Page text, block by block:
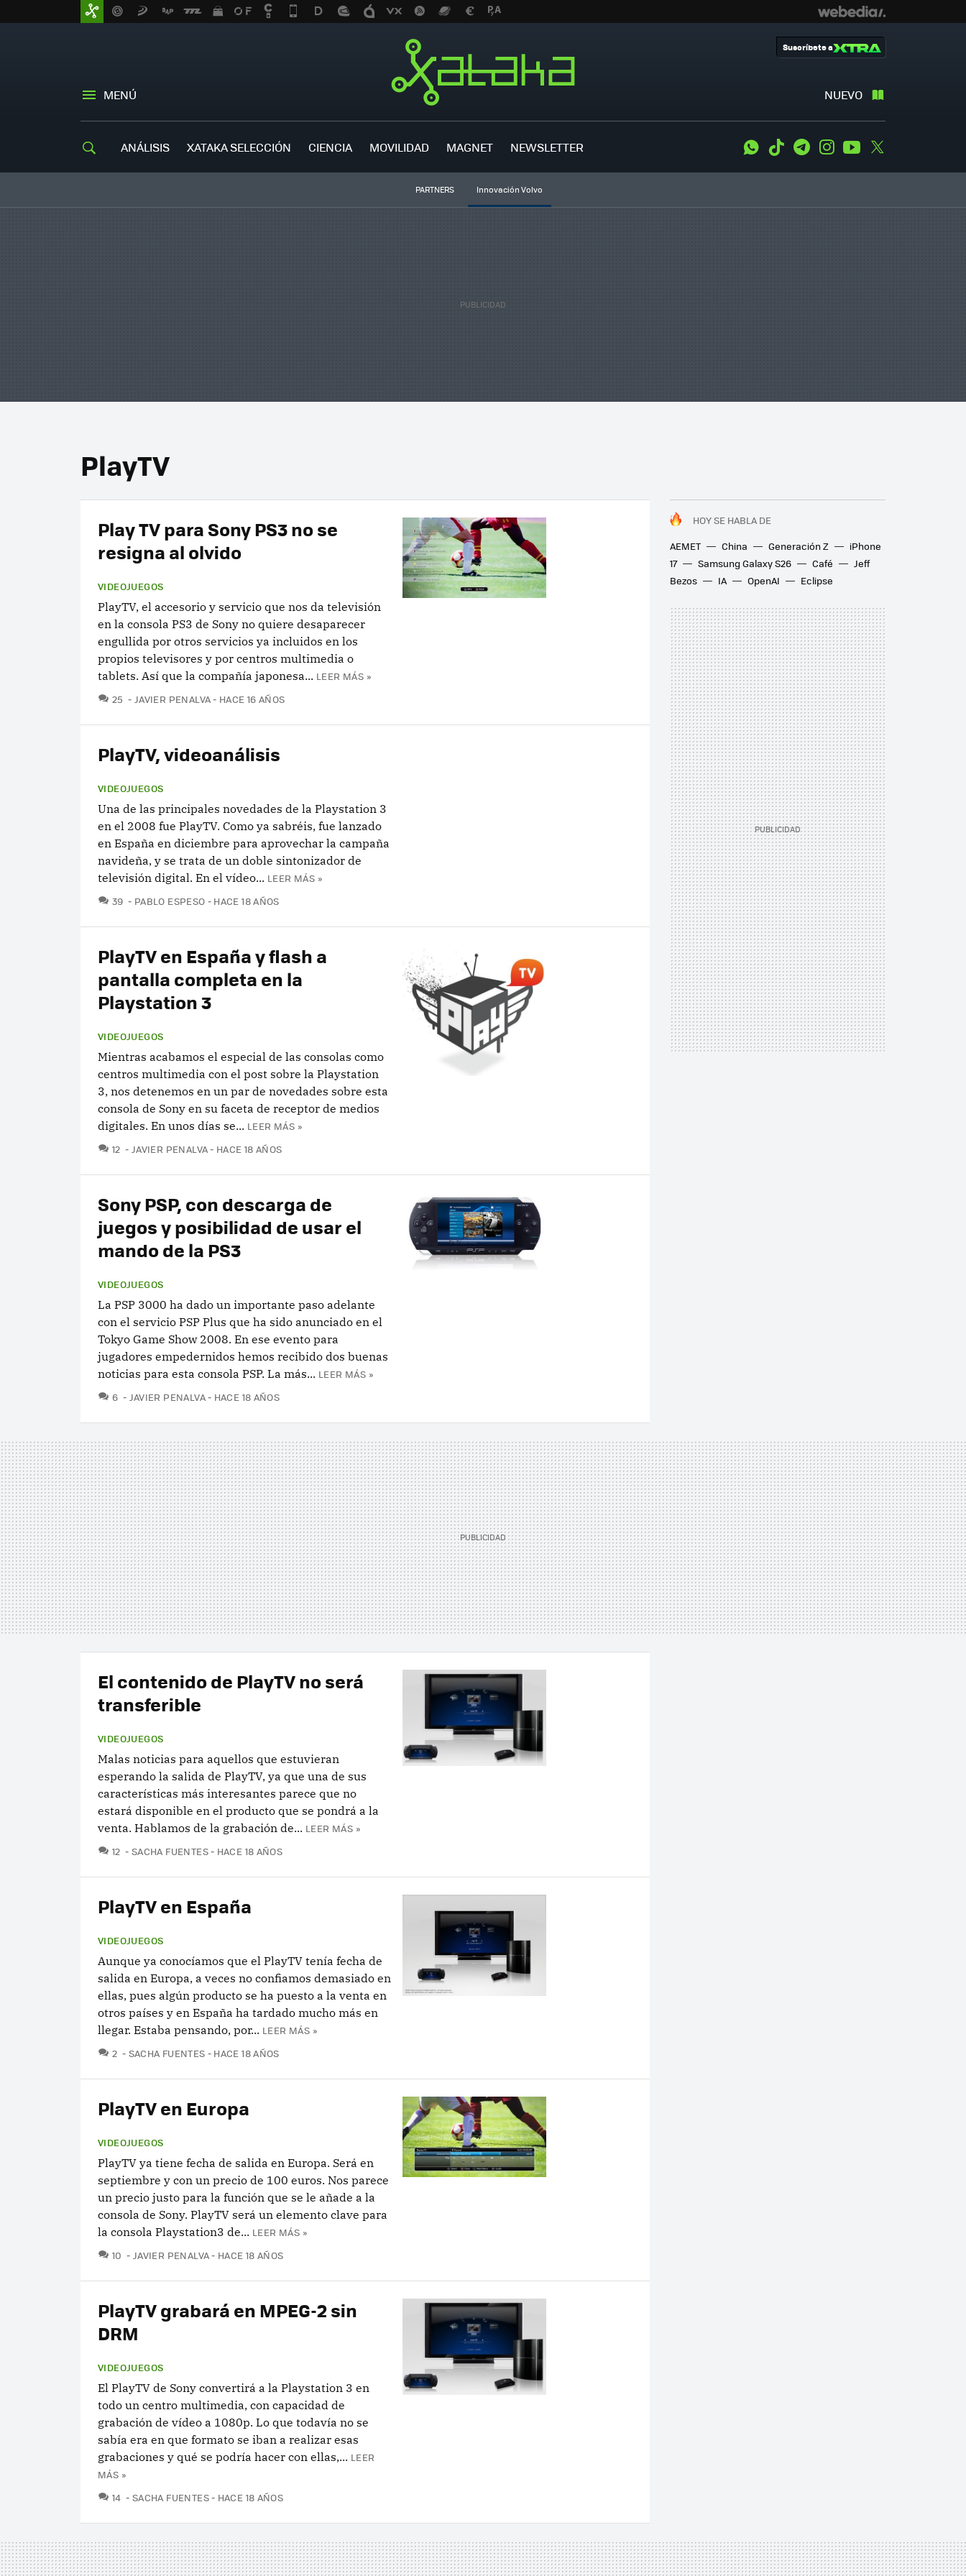
MENÚ NUEVO
Suscríbete a
ANÁLISIS XATAKA SELECCIÓN CIENCIA MOVILIDAD MAGNET NEWSLETTER WhatsApp
Tiktok TelegramInstagramYoutube
PARTNERS Innovación Volvo
PlayTV
HOY SE HABLA DE
AEMET
China Generación Z
iPhone
17
Samsung Galaxy S26 Café
Jeff
Bezos
IA OpenAI Eclipse
Play TV para Sony PS3 no se
resigna al olvido
VIDEOJUEGOS
PlayTV, el accesorio y servicio que nos da televisión
en la consola PS3 de Sony no quiere desaparecer
engullida por otros servicios ya incluidos en los
propios televisores y por centros multimedia o
tablets. Así que la compañía japonesa... LEER MÁS »
25 COMENTARIOS
JAVIER PENALVA HACE 16 AÑOS
PlayTV, videoanálisis
VIDEOJUEGOS
Una de las principales novedades de la Playstation 3
en el 2008 fue PlayTV. Como ya sabréis, fue lanzado
en España en diciembre para aprovechar la campaña
navideña, y se trata de un doble sintonizador de
televisión digital. En el vídeo... LEER MÁS »
39 COMENTARIOS
PABLO ESPESO HACE 18 AÑOS
PlayTV en España y flash a
pantalla completa en la
Playstation 3
VIDEOJUEGOS
Mientras acabamos el especial de las consolas como
centros multimedia con el post sobre la Playstation
3, nos detenemos en un par de novedades sobre esta
consola de Sony en su faceta de receptor de medios
digitales. En unos días se... LEER MÁS »
12 COMENTARIOS
JAVIER PENALVA HACE 18 AÑOS
Sony PSP, con descarga de
juegos y posibilidad de usar el
mando de la PS3
VIDEOJUEGOS
La PSP 3000 ha dado un importante paso adelante
con el servicio PSP Plus que ha sido anunciado en el
Tokyo Game Show 2008. En ese evento para
jugadores empedernidos hemos recibido dos buenas
noticias para esta consola PSP. La más... LEER MÁS »
6 COMENTARIOS
JAVIER PENALVA HACE 18 AÑOS
El contenido de PlayTV no será
transferible
VIDEOJUEGOS
Malas noticias para aquellos que estuvieran
esperando la salida de PlayTV, ya que una de sus
características más interesantes parece que no
estará disponible en el producto que se pondrá a la
venta. Hablamos de la grabación de... LEER MÁS »
12 COMENTARIOS
SACHA FUENTES HACE 18 AÑOS
PlayTV en España
VIDEOJUEGOS
Aunque ya conocíamos que el PlayTV tenía fecha de
salida en Europa, a veces no confiamos demasiado en
ellas, pues algún producto se ha puesto a la venta en
otros países y en España ha tardado mucho más en
llegar. Estaba pensando, por... LEER MÁS »
2 COMENTARIOS
SACHA FUENTES HACE 18 AÑOS
PlayTV en Europa
VIDEOJUEGOS
PlayTV ya tiene fecha de salida en Europa. Será en
septiembre y con un precio de 100 euros. Nos parece
un precio justo para la función que se le añade a la
consola de Sony. PlayTV será un elemento clave para
la consola Playstation3 de... LEER MÁS »
10 COMENTARIOS
JAVIER PENALVA HACE 18 AÑOS
PlayTV grabará en MPEG-2 sin
DRM
VIDEOJUEGOS
El PlayTV de Sony convertirá a la Playstation 3 en
todo un centro multimedia, con capacidad de
grabación de vídeo a 1080p. Lo que todavía no se
sabía era en que formato se iban a realizar esas
grabaciones y qué se podría hacer con ellas,... LEER
MÁS »
14 COMENTARIOS
SACHA FUENTES HACE 18 AÑOS